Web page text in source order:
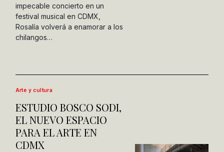
impecable concierto en un
festival musical en CDMX,
Rosalía volverá a enamorar a los
chilangos…
Arte y cultura
ESTUDIO BOSCO SODI,
EL NUEVO ESPACIO
PARA EL ARTE EN
CDMX